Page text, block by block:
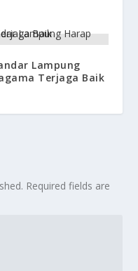
Lampung
Terjaga Baik
Required fields are